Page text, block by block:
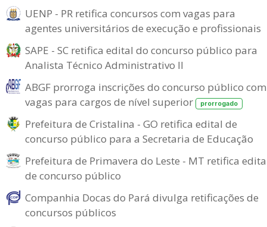
UENP - PR retifica concursos com vagas para
agentes universitários de execução e profissionais
SAPE - SC retifica edital do concurso público para
Analista Técnico Administrativo II
ABGF prorroga inscrições do concurso público com
vagas para cargos de nível superior
prorrogado
Prefeitura de Cristalina - GO retifica edital de
concurso público para a Secretaria de Educação
Prefeitura de Primavera do Leste - MT retifica
de concurso público
Companhia Docas do Pará divulga retificações de
concursos públicos